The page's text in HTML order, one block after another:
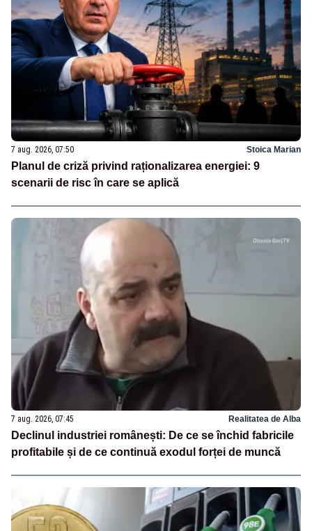
7 aug. 2026, 07:50 Stoica Marian
Planul de criză privind raționalizarea energiei: 9
scenarii de risc în care se aplică
7 aug. 2026, 07:45 Realitatea de Alba
Declinul industriei românești: De ce se închid fabricile
profitabile și de ce continuă exodul forței de muncă